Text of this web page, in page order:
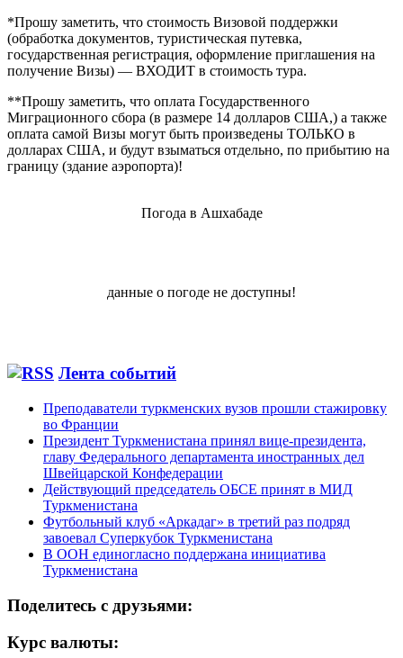
*Прошу заметить, что стоимость Визовой поддержки
(обработка документов, туристическая путевка,
государственная регистрация, оформление приглашения на
получение Визы) — ВХОДИТ в стоимость тура.
**Прошу заметить, что оплата Государственного
Миграционного сбора (в размере 14 долларов США,) а также
оплата самой Визы могут быть произведены ТОЛЬКО в
долларах США, и будут взыматься отдельно, по прибытию на
границу (здание аэропорта)!
Погода в Ашхабаде
данные о погоде не доступны!
Лента событий
Преподаватели туркменских вузов прошли стажировку
во Франции
Президент Туркменистана принял вице-президента,
главу Федерального департамента иностранных дел
Швейцарской Конфедерации
Действующий председатель ОБСЕ принят в МИД
Туркменистана
Футбольный клуб «Аркадаг» в третий раз подряд
завоевал Суперкубок Туркменистана
В ООН единогласно поддержана инициатива
Туркменистана
Поделитесь с друзьями:
Курс валюты: